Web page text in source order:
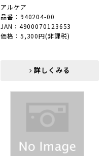
詳しくみる
アルケア
品番：940204-00
JAN：4900070123653
価格：5,300円(非課税)
詳しくみる